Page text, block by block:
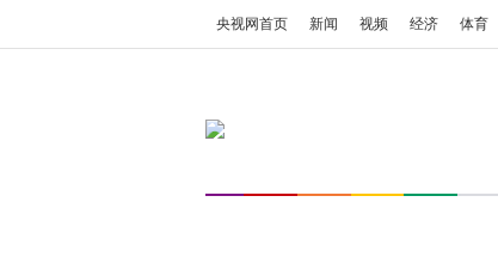
央视网首页 新闻 视频 经济 体育